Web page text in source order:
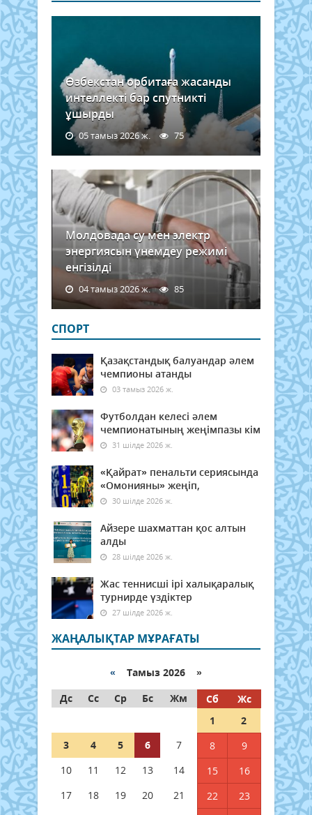
Өзбекстан орбитаға жасанды
интеллекті бар спутникті
ұшырды
05 тамыз 2026 ж. 75
Молдовада су мен электр
энергиясын үнемдеу режимі
енгізілді
04 тамыз 2026 ж. 85
СПОРТ
Қазақстандық балуандар әлем
чемпионы атанды
03 тамыз 2026 ж.
Футболдан келесі әлем
чемпионатының жеңімпазы кім
31 шілде 2026 ж.
«Қайрат» пенальти сериясында
«Омонияны» жеңіп,
30 шілде 2026 ж.
Айзере шахматтан қос алтын
алды
28 шілде 2026 ж.
Жас теннисші ірі халықаралық
турнирде үздіктер
27 шілде 2026 ж.
ЖАҢАЛЫҚТАР МҰРАҒАТЫ
« Тамыз 2026 »
Дс
Сс Ср Бс Жм Сб
Жс
1
2
3
4 5 6 7 8
9
10
11 12 13 14 15
16
17
18 19 20 21 22
23